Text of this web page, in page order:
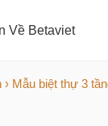
Về Betaviet
› Mẫu biệt thự 3